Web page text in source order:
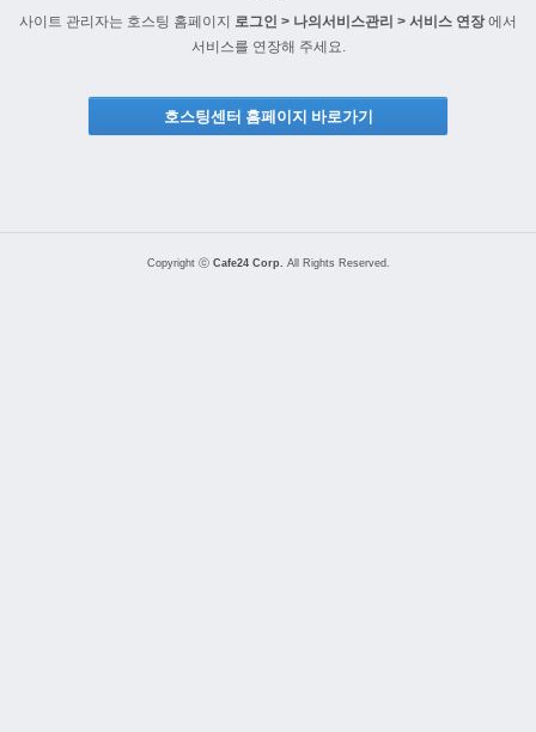
사이트 관리자는 호스팅 홈페이지 로그인 > 나의서비스관리 > 서비스 연장에서
서비스를 연장해 주세요.
호스팅센터 홈페이지 바로가기
Copyright ⓒ Cafe24 Corp. All Rights Reserved.